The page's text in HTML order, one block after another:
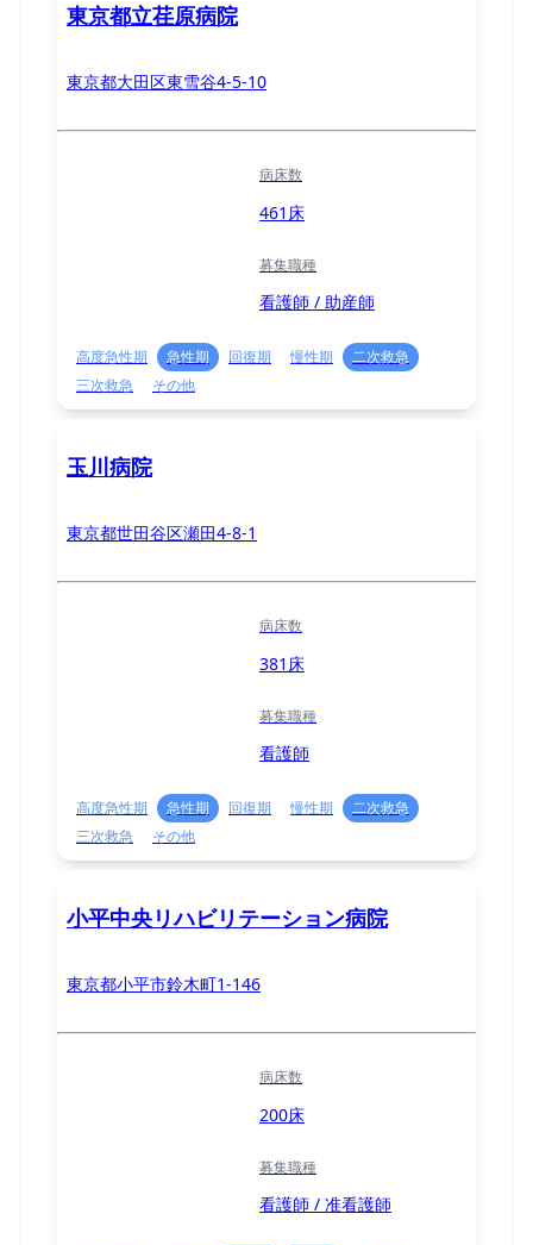
東京都立荏原病院
東京都大田区東雪谷4-5-10
病床数
461床
募集職種
看護師 / 助産師
高度急性期 急性期 回復期 慢性期
二次救急
三次救急
その他
玉川病院
東京都世田谷区瀬田4-8-1
病床数
381床
募集職種
看護師
高度急性期 急性期 回復期 慢性期
二次救急
三次救急
その他
小平中央リハビリテーション病院
東京都小平市鈴木町1-146
病床数
200床
募集職種
看護師 / 准看護師